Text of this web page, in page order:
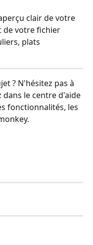
clair de votre
de votre fichier
plats
? N'hésitez pas à
le centre d'aide
fonctionnalités, les